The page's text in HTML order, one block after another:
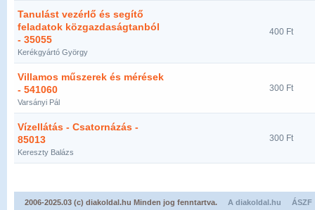
Tanulást vezérlő és segítő
feladatok közgazdaságtanból
- 35055
Kerékgyártó György
400 Ft
Villamos műszerek és mérések
- 541060
Varsányi Pál
300 Ft
Vízellátás - Csatornázás -
85013
Kereszty Balázs
300 Ft
2006-2025.03 (c) diakoldal.hu Minden jog fenntartva. A diakoldal.hu ÁSZF